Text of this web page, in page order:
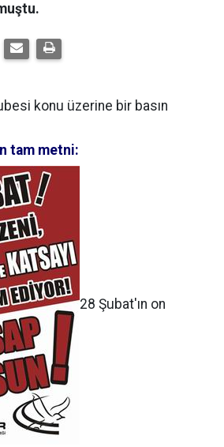
konu üzerine bir basın
tam metni:
28 Şubat'ın on